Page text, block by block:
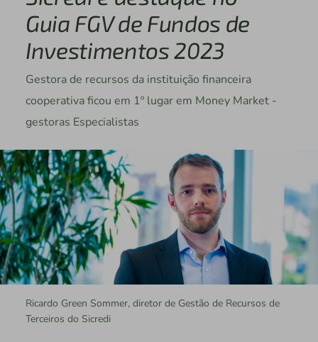
Guia FGV de Fundos de
Investimentos 2023
Gestora de recursos da instituição financeira
cooperativa ficou em 1º lugar em Money Market -
gestoras Especialistas
Ricardo Green Sommer, diretor de Gestão de Recursos de
Terceiros do Sicredi